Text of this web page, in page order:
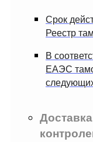
Срок
Реестр
В
ЕАЭС